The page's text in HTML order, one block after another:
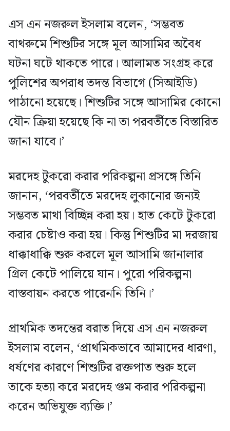
এস এন নজরুল ইসলাম বলেন, ‘সম্ভবত
বাথরুমে শিশুটির সঙ্গে মূল আসামির অবৈধ
ঘটনা ঘটে থাকতে পারে। আলামত সংগ্রহ করে
পুলিশের অপরাধ তদন্ত বিভাগে (সিআইডি)
পাঠানো হয়েছে। শিশুটির সঙ্গে আসামির কোনো
যৌন ক্রিয়া হয়েছে কি না তা পরবর্তীতে বিস্তারিত
জানা যাবে।’
মরদেহ টুকরো করার পরিকল্পনা প্রসঙ্গে তিনি
জানান, ‘পরবর্তীতে মরদেহ লুকানোর জন্যই
সম্ভবত মাথা বিচ্ছিন্ন করা হয়। হাত কেটে টুকরো
করার চেষ্টাও করা হয়। কিন্তু শিশুটির মা দরজায়
ধাক্কাধাক্কি শুরু করলে মূল আসামি জানালার
গ্রিল কেটে পালিয়ে যান। পুরো পরিকল্পনা
বাস্তবায়ন করতে পারেননি তিনি।’
প্রাথমিক তদন্তের বরাত দিয়ে এস এন নজরুল
ইসলাম বলেন, ‘প্রাথমিকভাবে আমাদের ধারণা,
ধর্ষণের কারণে শিশুটির রক্তপাত শুরু হলে
তাকে হত্যা করে মরদেহ গুম করার পরিকল্পনা
করেন অভিযুক্ত ব্যক্তি।’